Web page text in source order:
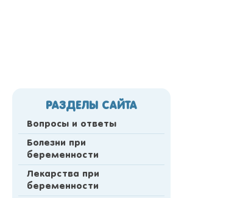
РАЗДЕЛЫ САЙТА
Вопросы и ответы
Болезни при
беременности
Лекарства при
беременности